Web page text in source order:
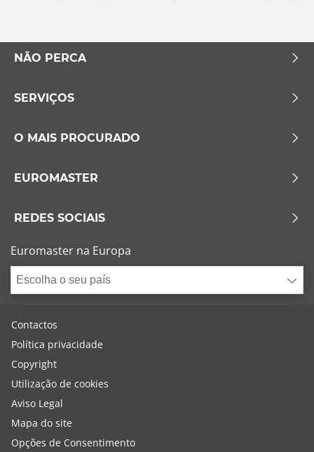
NÃO PERCA
SERVIÇOS
O MAIS PROCURADO
EUROMASTER
REDES SOCIAIS
Euromaster na Europa
Escolha o seu país
Contactos
Política privacidade
Copyright
Utilização de cookies
Aviso Legal
Mapa do site
Opções de Consentimento